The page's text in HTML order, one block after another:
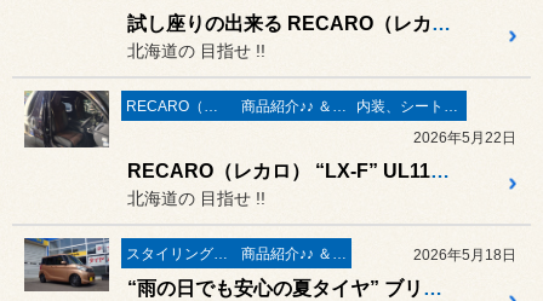
試し座りの出来る RECARO（レカロ） New LX-F BK110 が登場 !! 早速“小ぢんまり”としたレカロコーナーに展示をしました ☆
北海道の 目指せ !!
RECARO（レカロシート） 商品紹介♪♪ ＆ ”フィール”からのお知らせ。
内装、シート、ステアリング
2026年5月22日
RECARO（レカロ） “LX-F” UL110H ブラック × ブラウン の装着作業 ／ トヨタ ハイエース
北海道の 目指せ !!
スタイリング系 ホイール＆タイヤ＆エアロパーツ 商品紹介♪♪ ＆ ”フィール”からのお知らせ。 2026年5月18日
“雨の日でも安心の夏タイヤ” ブリヂストン FINESSA（フィネッサ）HB01 の組み立て作業 ／ 三菱 eK SPACE